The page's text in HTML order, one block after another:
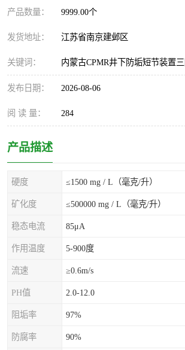
产品数量： 9999.00个
发货地址： 江苏省南京建邺区
关键词： 内蒙古CPMR井下防垢短节装置
发布日期： 2026-08-06
阅 读 量： 284
产品描述
硬度 ≤1500 mg / L（毫克/升）
矿化度 ≤500000 mg / L（毫克/升）
稳态电流 85μA
作用温度 5-900度
流速 ≥0.6m/s
PH值 2.0-12.0
阻垢率 97%
防腐率 90%